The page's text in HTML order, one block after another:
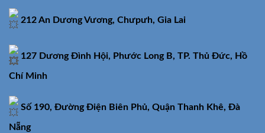
212 An Dương Vương, Chưpưh, Gia Lai
127 Dương Đình Hội, Phước Long B, TP. Thủ Đức, Hồ
Chí Minh
Số 190, Đường Điện Biên Phủ, Quận Thanh Khê, Đà
Nẵng